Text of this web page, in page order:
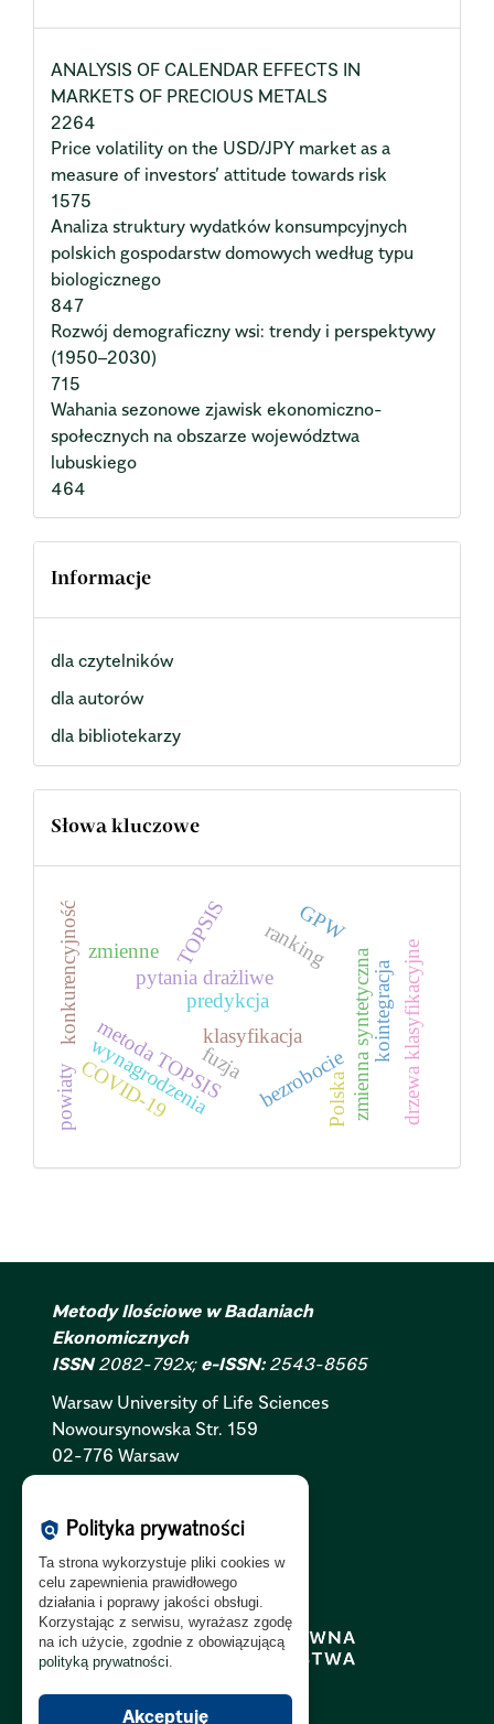
ANALYSIS OF CALENDAR EFFECTS IN
MARKETS OF PRECIOUS METALS
2264
Price volatility on the USD/JPY market as a
measure of investors’ attitude towards risk
1575
Analiza struktury wydatków konsumpcyjnych
polskich gospodarstw domowych według typu
biologicznego
847
Rozwój demograficzny wsi: trendy i perspektywy
(1950–2030)
715
Wahania sezonowe zjawisk ekonomiczno-
społecznych na obszarze województwa
lubuskiego
464
Informacje
dla czytelników
dla autorów
dla bibliotekarzy
Słowa kluczowe
ranking
pytania drażliwe
klasyfikacja
metoda TOPSIS
predykcja
GPW
bezrobociezmienna syntetyczna
TOPSIS
wynagrodzenia Polska
COVID-19
kointegracjadrzewa klasyfikacyjne
fuzja
zmienne
konkurencyjność
powiaty
Metody Ilościowe w Badaniach
Ekonomicznych
ISSN2082-792x; e-ISSN: 2543-8565
Warsaw University of Life Sciences
Nowoursynowska Str. 159
02-776 Warsaw
Polityka Prywatności:PL
Polityka RODO:PL|EN
policy Polityka prywatności
Ta strona wykorzystuje pliki cookies w
celu zapewnienia prawidłowego
działania i poprawy jakości obsługi.
Korzystając z serwisu, wyrażasz zgodę
na ich użycie, zgodnie z obowiązującą
polityką prywatności
Akceptuję